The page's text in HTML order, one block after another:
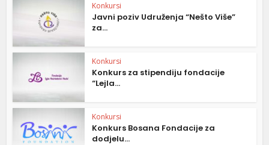
Konkursi
Javni poziv Udruženja “Nešto Više”
za...
Konkursi
Konkurs za stipendiju fondacije
“Lejla...
Konkursi
Konkurs Bosana Fondacije za
dodjelu...